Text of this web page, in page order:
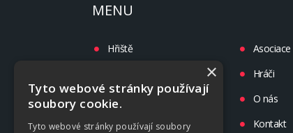
MENU
Hřiště
Liga
Tréninky
Asociace
Hráči
O nás
Kontakt
×
Tyto webové stránky používají
soubory cookie.
Tyto webové stránky používají soubory